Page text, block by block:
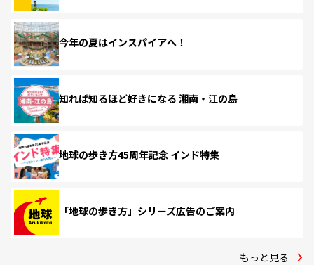
今年の夏はインスパイアへ！
知れば知るほど好きになる 湘南・江の島
地球の歩き方45周年記念 インド特集
「地球の歩き方」シリーズ広告のご案内
もっと見る